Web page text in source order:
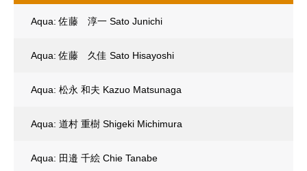
Aqua: 佐藤 淳一 Sato Junichi
Aqua: 佐藤 久佳 Sato Hisayoshi
Aqua: 松永 和夫 Kazuo Matsunaga
Aqua: 道村 重樹 Shigeki Michimura
Aqua: 田邉 千絵 Chie Tanabe